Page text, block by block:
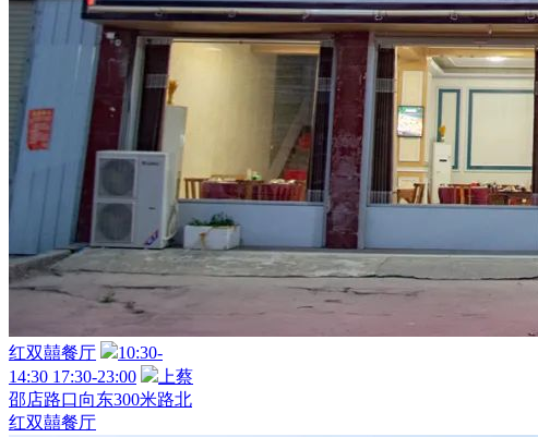
红双囍餐厅
10:30-
14:30 17:30-23:00
上蔡
邵店路口向东300米路北
红双囍餐厅